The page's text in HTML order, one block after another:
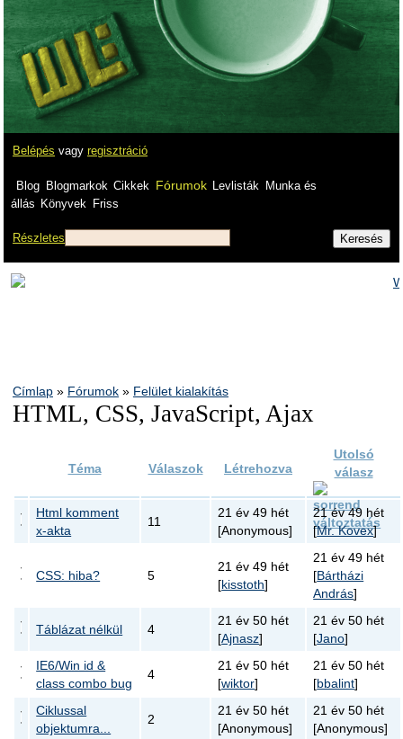
Belépés vagy regisztráció
Blog Blogmarkok Cikkek Fórumok Levlisták
Munka és
állás Könyvek Friss
Részletes
Címlap » Fórumok » Felület kialakítás
HTML, CSS, JavaScript, Ajax
Téma Válaszok Létrehozva
Utolsó
válasz
Html komment
x-akta
11
21 év 49 hét
[Anonymous]
21 év 49 hét
[Mr. Kovex]
CSS: hiba? 5
21 év 49 hét
[kisstoth]
21 év 49 hét
[Bártházi
András]
Táblázat nélkül 4
21 év 50 hét
[Ajnasz]
21 év 50 hét
[Jano]
IE6/Win id &
class combo bug
4
21 év 50 hét
[wiktor]
21 év 50 hét
[bbalint]
Ciklussal
objektumra...
2
21 év 50 hét
[Anonymous]
21 év 50 hét
[Anonymous]